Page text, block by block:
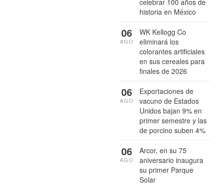
historia en México
WK Kellogg Co
eliminará los
colorantes artificiales
en sus cereales para
finales de 2026
06
AGO
Exportaciones de
vacuno de Estados
Unidos bajan 9% en
primer semestre y las
de porcino suben 4%
06
AGO
Arcor, en su 75
aniversario inaugura
su primer Parque
Solar
06
AGO